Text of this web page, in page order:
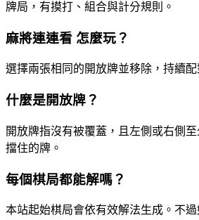
牌局，有摸打、組合與計分規則。
麻將連連看 怎麼玩？
選擇兩張相同的開放牌並移除，持續配
什麼是開放牌？
開放牌指沒有被覆蓋，且左側或右側
擋住的牌。
每個棋局都能解嗎？
本站起始棋局會依有效解法生成。不